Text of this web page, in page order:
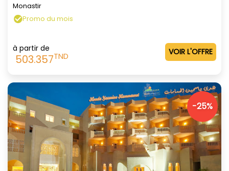
Monastir
Promo du mois
à partir de
503.357TND VOIR L'OFFRE
-25%